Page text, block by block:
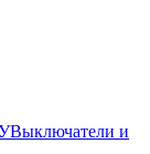
Выключатели и